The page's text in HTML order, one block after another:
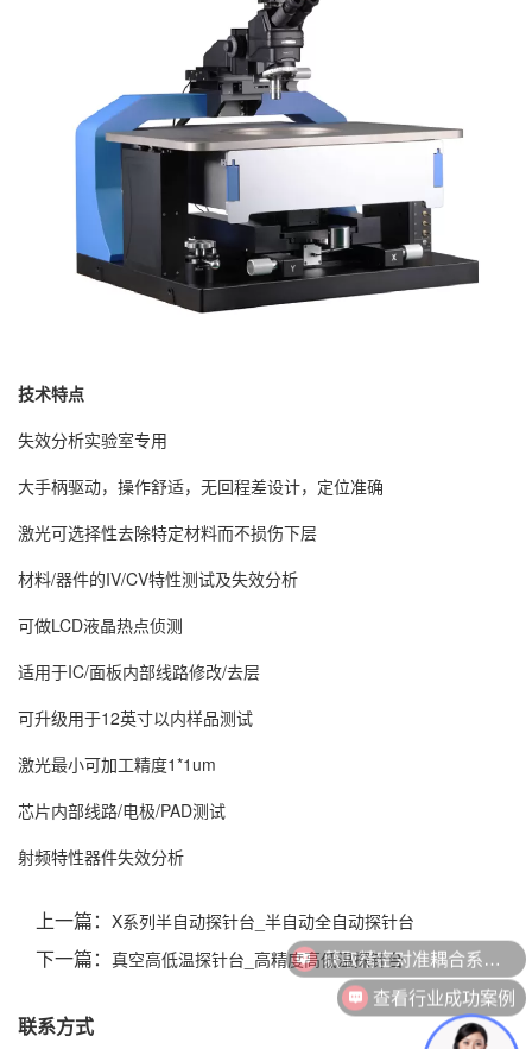
技术特点
失效分析实验室专用
大手柄驱动，操作舒适，无回程差设计，定位准确
激光可选择性去除特定材料而不损伤下层
材料/器件的IV/CV特性测试及失效分析
可做LCD液晶热点侦测
适用于IC/面板内部线路修改/去层
可升级用于12英寸以内样品测试
激光最小可加工精度1*1um
芯片内部线路/电极/PAD测试
射频特性器件失效分析
上一篇： X系列半自动探针台_半自动全自动探针台
下一篇： 真空高低温探针台_高精度高低温探针台
联系方式
获取精密对准耦合系统技术方案
查看行业成功案例